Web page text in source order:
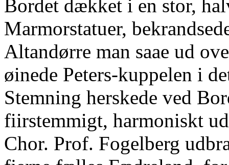
Bordet dækket i en stor,
Marmorstatuer,
Altandørre man saae ud
øinede Peters-kuppelen i
Stemning herskede ved
fiirstemmigt, harmoniskt
Chor. Prof. Fogelberg